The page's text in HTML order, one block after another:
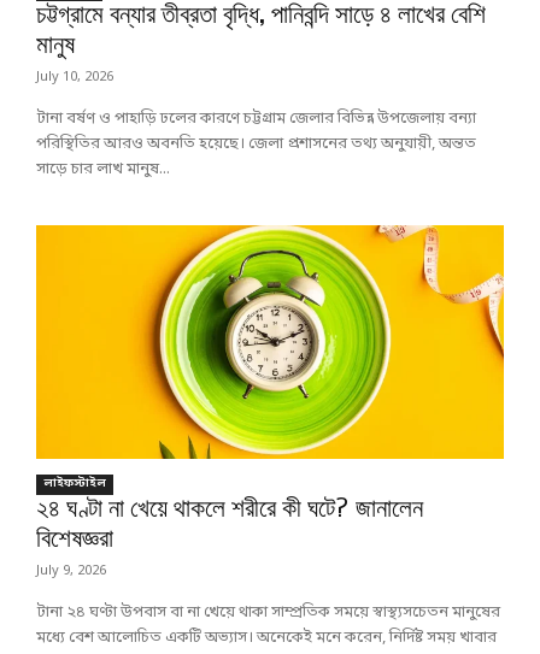
চট্টগ্রামে বন্যার তীব্রতা বৃদ্ধি, পানিবন্দি সাড়ে ৪ লাখের বেশি
মানুষ
July 10, 2026
টানা বর্ষণ ও পাহাড়ি ঢলের কারণে চট্টগ্রাম জেলার বিভিন্ন উপজেলায় বন্যা
পরিস্থিতির আরও অবনতি হয়েছে। জেলা প্রশাসনের তথ্য অনুযায়ী, অন্তত
সাড়ে চার লাখ মানুষ...
লাইফস্টাইল
২৪ ঘণ্টা না খেয়ে থাকলে শরীরে কী ঘটে? জানালেন
বিশেষজ্ঞরা
July 9, 2026
টানা ২৪ ঘণ্টা উপবাস বা না খেয়ে থাকা সাম্প্রতিক সময়ে স্বাস্থ্যসচেতন মানুষের
মধ্যে বেশ আলোচিত একটি অভ্যাস। অনেকেই মনে করেন, নির্দিষ্ট সময় খাবার